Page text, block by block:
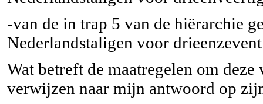
-van de in trap 5 van de hiërarchie
Nederlandstaligen voor
Wat betreft de maatregelen om
verwijzen naar mijn antwoord op